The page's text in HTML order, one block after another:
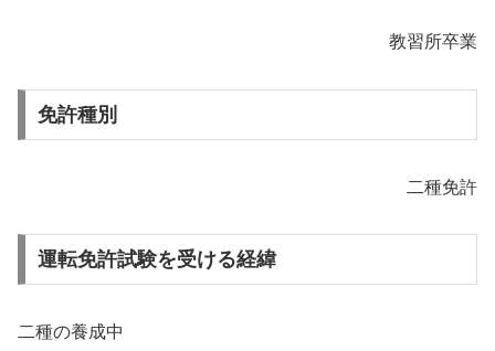
教習所卒業
免許種別
二種免許
運転免許試験を受ける経緯
二種の養成中